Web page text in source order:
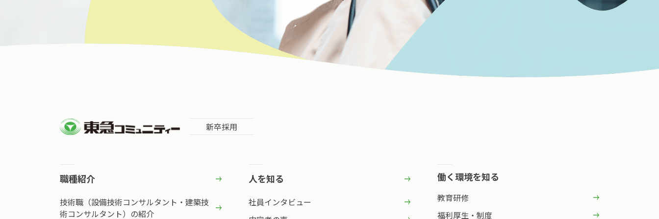
新卒採用
職種紹介
技術職（設備技術コンサルタント・建築技
術コンサルタント）の紹介
人を知る
社員インタビュー
働く環境を知る
教育研修
福利厚生・制度